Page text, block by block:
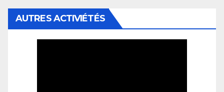
AUTRES ACTIVIÉTÉS